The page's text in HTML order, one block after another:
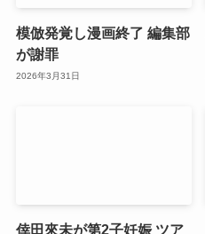
模倣発覚し漫画終了 編集部
が謝罪
2026年3月31日
倖田來未が第2子妊娠 ツア